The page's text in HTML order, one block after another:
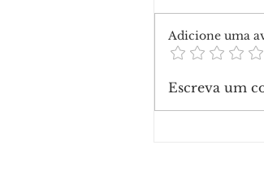
Quem é
Adicione uma
Escreva um